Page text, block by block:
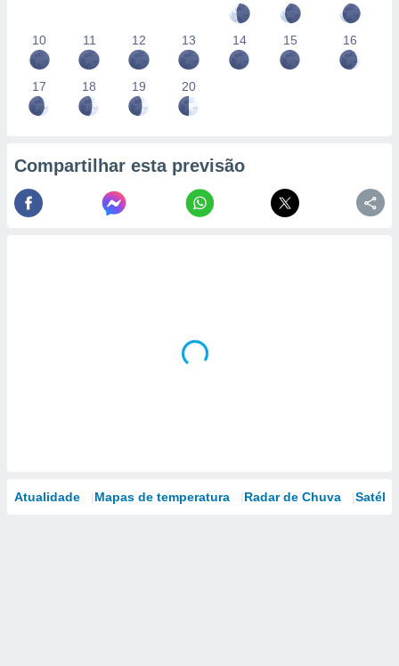
10 11 12 13 14 15 16
17 18 19 20
Compartilhar esta previsão
Atualidade Mapas de temperatura Radar de Chuva